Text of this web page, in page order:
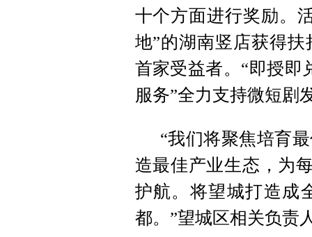
十个方面进行奖励。
地”的湖南竖店获得
首家受益者。“即授即
服务”全力支持微短剧
“我们将聚焦培育
造最佳产业生态，为
护航。将望城打造成
都。”望城区相关负责